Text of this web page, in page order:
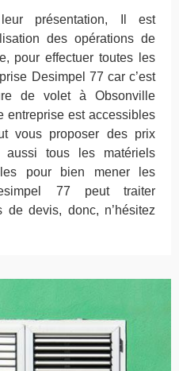
présentation, Il est
des opérations de
pour effectuer toutes les
Desimpel 77 car c’est
de volet à Obsonville
entreprise est accessibles
vous proposer des prix
aussi tous les matériels
pour bien mener les
77 peut traiter
de devis, donc, n’hésitez